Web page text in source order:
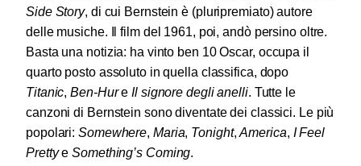
Side Story, di cui Bernstein è (pluripremiato) autore
delle musiche. Il film del 1961, poi, andò persino oltre.
Basta una notizia: ha vinto ben 10 Oscar, occupa il
quarto posto assoluto in quella classifica, dopo
Titanic,Ben-HureIl signore degli anelli. Tutte le
canzoni di Bernstein sono diventate dei classici. Le più
popolari:Somewhere, Maria, Tonight,America, I Feel
PrettyeSomething’s Coming.